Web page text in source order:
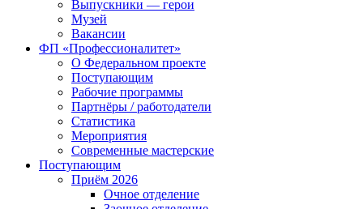
Выпускники — герои
Музей
Вакансии
ФП «Профессионалитет»
О Федеральном проекте
Поступающим
Рабочие программы
Партнёры / работодатели
Статистика
Мероприятия
Современные мастерские
Поступающим
Приём 2026
Очное отделение